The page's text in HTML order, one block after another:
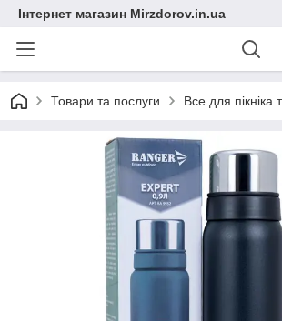
Інтернет магазин Mirzdorov.in.ua
Товари та послуги Все для пікніка